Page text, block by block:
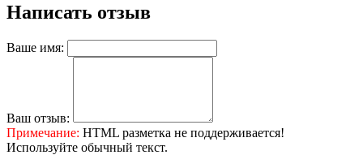
Написать отзыв
Ваше имя:
Ваш отзыв:
Примечание: HTML разметка не поддерживается!
Используйте обычный текст.